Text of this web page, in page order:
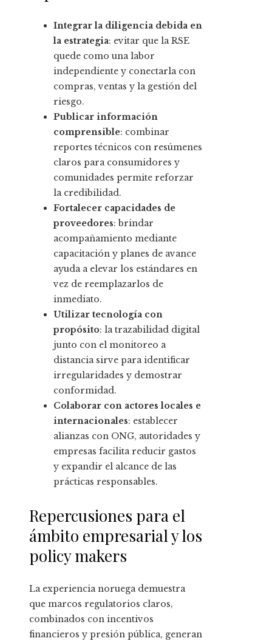
Integrar la diligencia debida en
la estrategia: evitar que la RSE
quede como una labor
independiente y conectarla con
compras, ventas y la gestión del
riesgo.
Publicar información
comprensible: combinar
reportes técnicos con resúmenes
claros para consumidores y
comunidades permite reforzar
la credibilidad.
Fortalecer capacidades de
proveedores: brindar
acompañamiento mediante
capacitación y planes de avance
ayuda a elevar los estándares en
vez de reemplazarlos de
inmediato.
Utilizar tecnología con
propósito: la trazabilidad digital
junto con el monitoreo a
distancia sirve para identificar
irregularidades y demostrar
conformidad.
Colaborar con actores locales e
internacionales: establecer
alianzas con ONG, autoridades y
empresas facilita reducir gastos
y expandir el alcance de las
prácticas responsables.
Repercusiones para el
ámbito empresarial y los
policy makers
La experiencia noruega demuestra
que marcos regulatorios claros,
combinados con incentivos
financieros y presión pública, generan